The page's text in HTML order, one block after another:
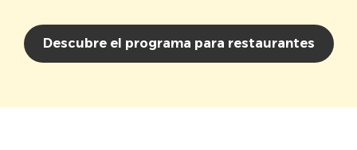
Descubre el programa para restaurantes